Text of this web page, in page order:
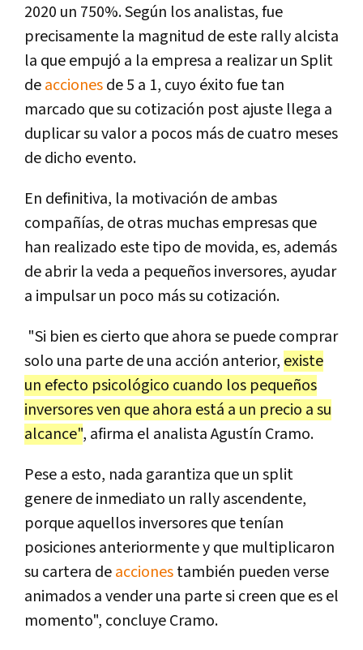
2020 un 750%. Según los analistas, fue
precisamente la magnitud de este rally alcista
la que empujó a la empresa a realizar un Split
deaccionesde 5 a 1, cuyo éxito fue tan
marcado que su cotización post ajuste llega a
duplicar su valor a pocos más de cuatro meses
de dicho evento.
En definitiva, la motivación de ambas
compañías, de otras muchas empresas que
han realizado este tipo de movida, es, además
de abrir la veda a pequeños inversores, ayudar
a impulsar un poco más su cotización.
"Si bien es cierto que ahora se puede comprar
solo una parte de una acción anterior, existe
un efecto psicológico cuando los pequeños
inversores ven que ahora está a un precio a su
alcance", afirma el analista Agustín Cramo.
Pese a esto, nada garantiza que un split
genere de inmediato un rally ascendente,
porque aquellos inversores que tenían
posiciones anteriormente y que multiplicaron
su cartera deaccionestambién pueden verse
animados a vender una parte si creen que es el
momento", concluye Cramo.